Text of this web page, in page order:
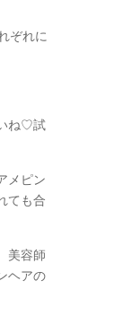
ぞれに
ね♡試
メピン
ても合
美容師
ヘアの